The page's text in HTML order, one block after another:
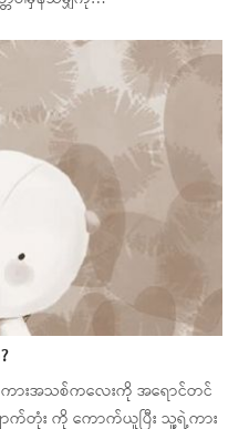
းအသစ်ကလေးကို အရောင်တင်
က်တုံး ကို ကောက်ယူပြီး သူ့ရဲ့ကား